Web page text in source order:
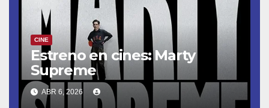
CINE
Estreno en cines: Marty
Supreme
ABR 6, 2026